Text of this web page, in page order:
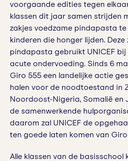
voorgaande edities tegen
klassen dit jaar samen strijden
zakjes voedzame pindapasta te
kinderen die honger lijden.
pindapasta gebruikt UNICEF
acute ondervoeding. Sinds 6
Giro 555 een landelijke actie
halen voor de noodtoestand in
Noordoost-Nigeria, Somalië en
de samenwerkende
daarom zal UNICEF de
ten goede laten komen van Giro
Alle klassen van de basisschool